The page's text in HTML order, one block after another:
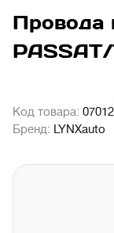
Провода
Код товара:
Бренд: LYNXauto